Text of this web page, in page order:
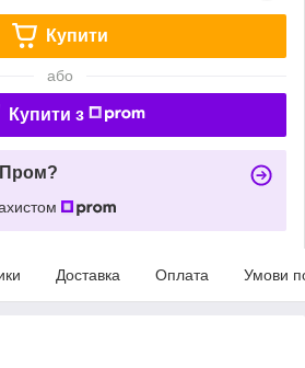
Купити
або
Купити з
Пром?
Доставка Оплата Умови